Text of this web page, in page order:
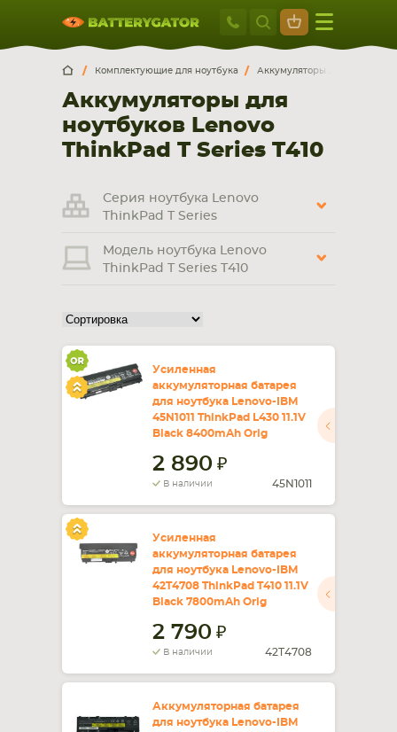
Москва
+7 495 414
Москва Санкт-Петербург
г. Москва, ул. Ткацкая, 5с3 (м. Семеновская)
5 мин. ходьбы от ст.м. “Семеновская”
+7 495 414 28 59
9:00-21:00
смартфона, планшета
КОМПЛЕКТУЮЩИЕ
Комплектующие для ноутбука Аккумуляторы для ноутбуков
Аккумуляторы для
ноутбуков Lenovo
ThinkPad T Series T410
Серия ноутбука Lenovo
ThinkPad T Series
Модель ноутбука Lenovo
ThinkPad T Series T410
Усиленная
аккумуляторная батарея
для ноутбука Lenovo-IBM
45N1011 ThinkPad L430 11.1V
Black 8400mAh Orig
2 890
В наличии 45N1011
Усиленная
аккумуляторная батарея
для ноутбука Lenovo-IBM
42T4708 ThinkPad T410 11.1V
Black 7800mAh Orig
2 790
В наличии 42T4708
Аккумуляторная батарея
для ноутбука Lenovo-IBM